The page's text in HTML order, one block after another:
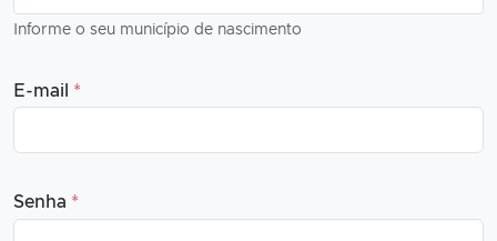
Informe o seu município de nascimento
E-mail *
Senha *